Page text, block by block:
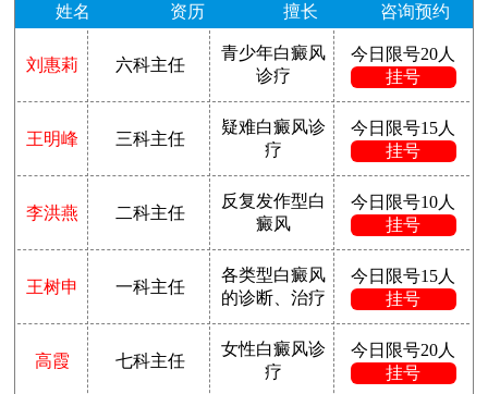
姓名 资历 擅长 咨询预约
刘惠莉 六科主任
青少年白癜风
诊疗
今日限号20人
挂号
王明峰 三科主任
疑难白癜风诊
疗
今日限号15人
挂号
李洪燕 二科主任
反复发作型白
癜风
今日限号10人
挂号
王树申 一科主任
各类型白癜风
的诊断、治疗
今日限号15人
挂号
高霞 七科主任
女性白癜风诊
疗
今日限号20人
挂号